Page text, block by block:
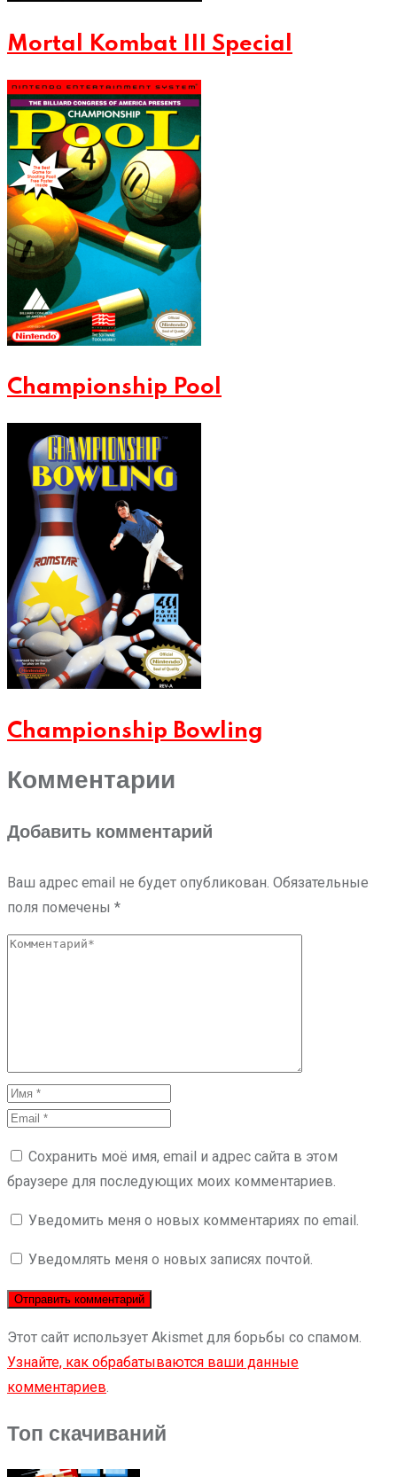
Mortal Kombat III Special
Championship Pool
Championship Bowling
Комментарии
Добавить комментарий
Ваш адрес email не будет опубликован. Обязательные
поля помечены *
Сохранить моё имя, email и адрес сайта в этом
браузере для последующих моих комментариев.
Уведомить меня о новых комментариях по email.
Уведомлять меня о новых записях почтой.
Этот сайт использует Akismet для борьбы со спамом.
Узнайте, как обрабатываются ваши данные
комментариев.
Топ скачиваний